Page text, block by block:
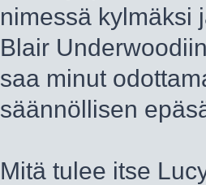
nimessä kylmäksi
Blair
saa minut
säännöllisen
Mitä tulee itse